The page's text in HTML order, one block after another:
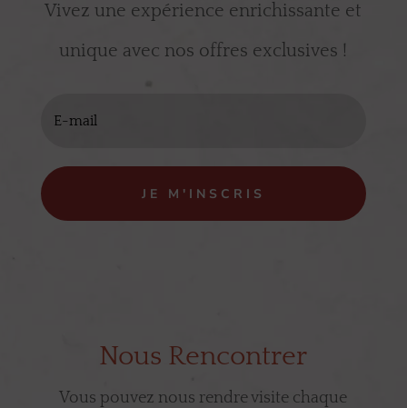
Vivez une expérience enrichissante et
unique avec nos offres exclusives !
JE M'INSCRIS
Nous Rencontrer
Vous pouvez nous rendre visite chaque